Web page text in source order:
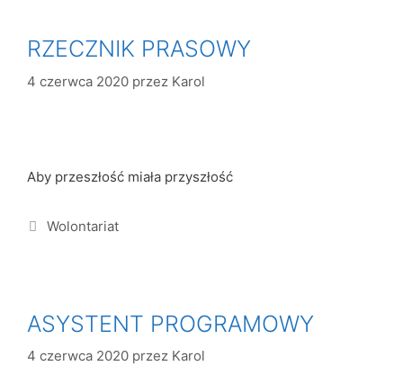
RZECZNIK PRASOWY
4 czerwca 2020 przez Karol
Aby przeszłość miała przyszłość
Wolontariat
ASYSTENT PROGRAMOWY
4 czerwca 2020 przez Karol